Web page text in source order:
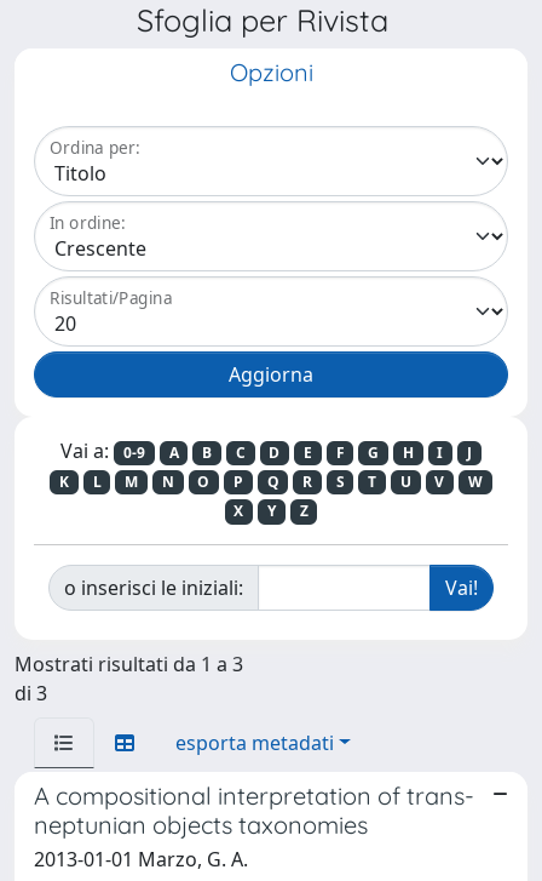
Sfoglia per Rivista
Opzioni
Ordina per:
In ordine:
Risultati/Pagina
Vai a: 0-9 A B C D E F G H I
J
K
L M N O P Q R S T U V
W
X
Y Z
o inserisci le iniziali:
Mostrati risultati da 1 a 3
di 3
esporta metadati
A compositional interpretation of trans-
neptunian objects taxonomies
2013-01-01 Marzo, G. A.